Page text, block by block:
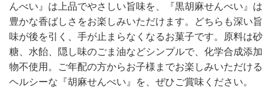
んべい』は上品でやさしい旨味を、『黒胡麻せんべい』は
豊かな香ばしさをお楽しみいただけます。どちらも深い旨
味が後を引く、手が止まらなくなるお菓子です。原料は砂
糖、水飴、隠し味のごま油などシンプルで、化学合成添加
物不使用。ご年配の方からお子様までお楽しみいただける
ヘルシーな『胡麻せんべい』を、ぜひご賞味ください。